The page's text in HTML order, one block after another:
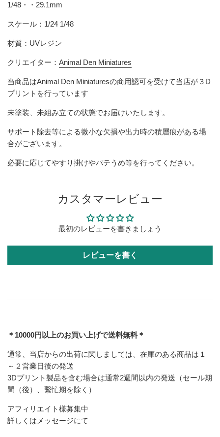
1/48・・29.1mm
スケール：1/24 1/48
材質：UVレジン
クリエイター： Animal Den Miniatures
当商品はAnimal Den Miniaturesの商用認可を受けて当店が３D
プリントを行っています
未塗装、未組み立ての状態でお届けいたします。
サポート除去等による微小な欠損や出力時の積層痕がある場
合がございます。
必要に応じてやすり掛けやパテうめ等を行ってください。
カスタマーレビュー
最初のレビューを書きましょう
レビューを書く
＊10000円以上のお買い上げで送料無料＊
通常、当店からの出荷に関しましては、在庫のある商品は１
～２営業日後の発送
3Dプリント製品を含む場合は通常2週間以内の発送（セール期
間（後）、繫忙期を除く）
アフィリエイト様募集中
詳しくはメッセージにて